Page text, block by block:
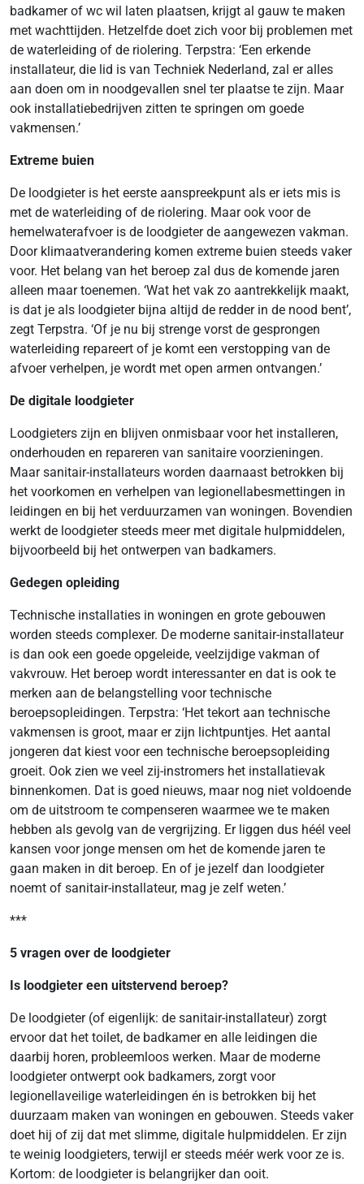
badkamer of wc wil laten plaatsen, krijgt al gauw te maken
met wachttijden. Hetzelfde doet zich voor bij problemen met
de waterleiding of de riolering. Terpstra: ‘Een erkende
installateur, die lid is van Techniek Nederland, zal er alles
aan doen om in noodgevallen snel ter plaatse te zijn. Maar
ook installatiebedrijven zitten te springen om goede
vakmensen.’
Extreme buien
De loodgieter is het eerste aanspreekpunt als er iets mis is
met de waterleiding of de riolering. Maar ook voor de
hemelwaterafvoer is de loodgieter de aangewezen vakman.
Door klimaatverandering komen extreme buien steeds vaker
voor. Het belang van het beroep zal dus de komende jaren
alleen maar toenemen. ‘Wat het vak zo aantrekkelijk maakt,
is dat je als loodgieter bijna altijd de redder in de nood bent’,
zegt Terpstra. ‘Of je nu bij strenge vorst de gesprongen
waterleiding repareert of je komt een verstopping van de
afvoer verhelpen, je wordt met open armen ontvangen.’
De digitale loodgieter
Loodgieters zijn en blijven onmisbaar voor het installeren,
onderhouden en repareren van sanitaire voorzieningen.
Maar sanitair-installateurs worden daarnaast betrokken bij
het voorkomen en verhelpen van legionellabesmettingen in
leidingen en bij het verduurzamen van woningen. Bovendien
werkt de loodgieter steeds meer met digitale hulpmiddelen,
bijvoorbeeld bij het ontwerpen van badkamers.
Gedegen opleiding
Technische installaties in woningen en grote gebouwen
worden steeds complexer. De moderne sanitair-installateur
is dan ook een goede opgeleide, veelzijdige vakman of
vakvrouw. Het beroep wordt interessanter en dat is ook te
merken aan de belangstelling voor technische
beroepsopleidingen. Terpstra: ‘Het tekort aan technische
vakmensen is groot, maar er zijn lichtpuntjes. Het aantal
jongeren dat kiest voor een technische beroepsopleiding
groeit. Ook zien we veel zij-instromers het installatievak
binnenkomen. Dat is goed nieuws, maar nog niet voldoende
om de uitstroom te compenseren waarmee we te maken
hebben als gevolg van de vergrijzing. Er liggen dus héél veel
kansen voor jonge mensen om het de komende jaren te
gaan maken in dit beroep. En of je jezelf dan loodgieter
noemt of sanitair-installateur, mag je zelf weten.’
***
5 vragen over de loodgieter
Is loodgieter een uitstervend beroep?
De loodgieter (of eigenlijk: de sanitair-installateur) zorgt
ervoor dat het toilet, de badkamer en alle leidingen die
daarbij horen, probleemloos werken. Maar de moderne
loodgieter ontwerpt ook badkamers, zorgt voor
legionellaveilige waterleidingen én is betrokken bij het
duurzaam maken van woningen en gebouwen. Steeds vaker
doet hij of zij dat met slimme, digitale hulpmiddelen. Er zijn
te weinig loodgieters, terwijl er steeds méér werk voor ze is.
Kortom: de loodgieter is belangrijker dan ooit.